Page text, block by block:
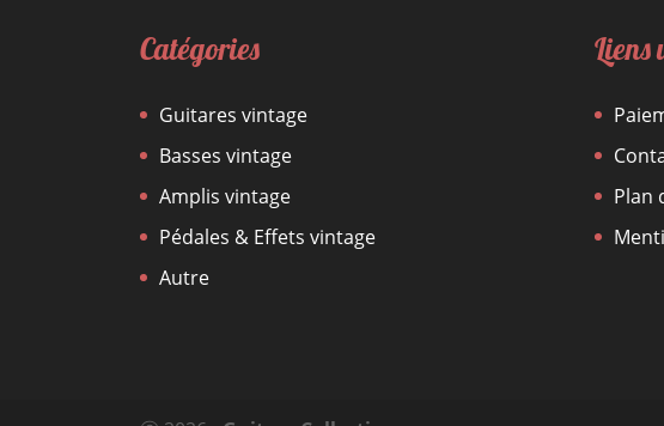
Catégories
Guitares vintage
Basses vintage
Amplis vintage
Pédales & Effets vintage
Autre
Liens
Plan